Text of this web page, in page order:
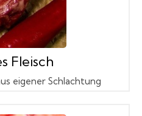
Fleisch
eigener Schlachtung